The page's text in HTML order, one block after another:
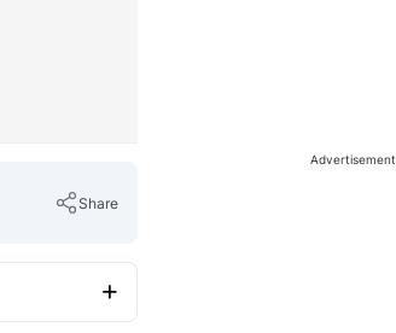
Share
Advertisement